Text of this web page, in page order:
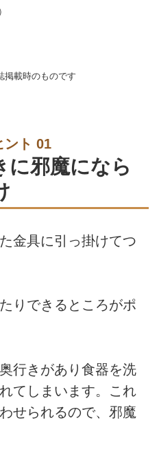
掲載時のものです
ント 01
に邪魔になら
金具に引っ掛けてつ
りできるところがポ
行きがあり食器を洗
てしまいます。これ
せられるので、邪魔